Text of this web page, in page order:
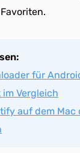
für
Vergleich
auf dem Mac